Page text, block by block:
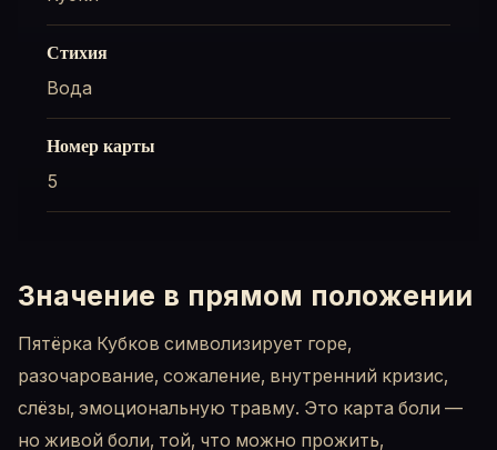
Стихия
Вода
Номер карты
5
Значение в прямом положении
Пятёрка Кубков символизирует горе,
разочарование, сожаление, внутренний кризис,
слёзы, эмоциональную травму. Это карта боли —
но живой боли, той, что можно прожить,